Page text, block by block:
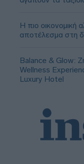
Η πιο οικονομική
αποτέλεσμα στη
Balance & Glow:
Wellness
Luxury Hotel